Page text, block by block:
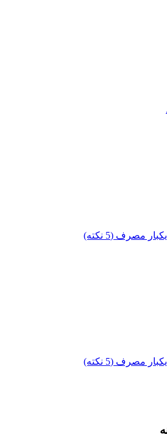
مصرف (5 نکته)
مصرف (5 نکته)